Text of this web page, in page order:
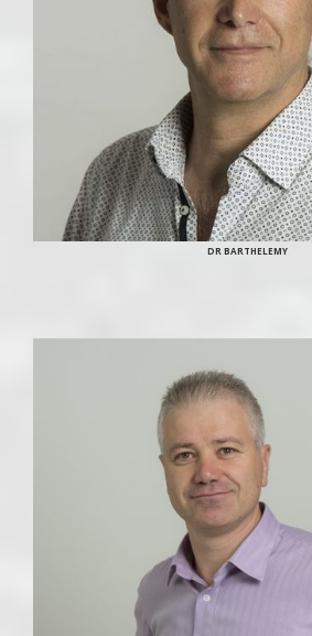
DR BARTHELEMY